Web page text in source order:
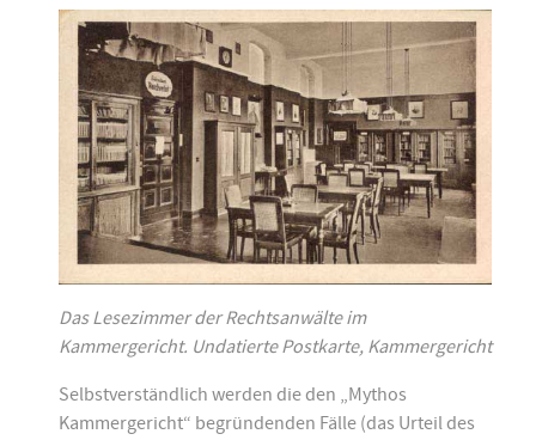
Das Lesezimmer der Rechtsanwälte im
Kammergericht. Undatierte Postkarte, Kammergericht
Selbstverständlich werden die den „Mythos
Kammergericht“ begründenden Fälle (das Urteil des